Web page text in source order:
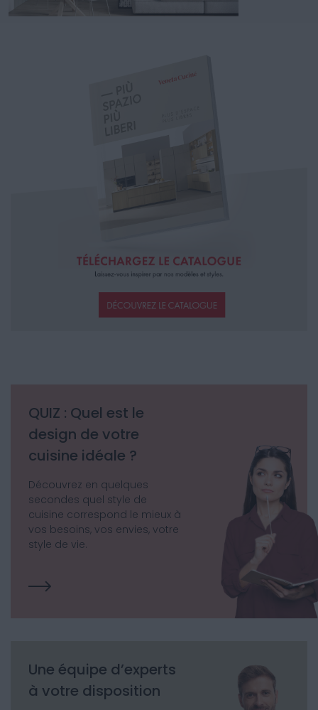
QUIZ : Quel est le
design de votre
cuisine idéale ?
Découvrez en quelques
secondes quel style de
cuisine correspond le mieux à
vos besoins, vos envies, votre
style de vie.
Une équipe d’experts
à votre disposition